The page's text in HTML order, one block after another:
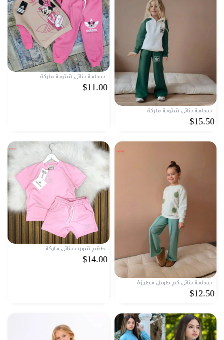
بيجامة بناتي شتوية ماركة
$15.50
بيجامة بناتي شتوية ماركة
$11.00
بيجامة بناتي كم طويل مطرزة
$12.50
طقم شورت بناتي ماركة
$14.00